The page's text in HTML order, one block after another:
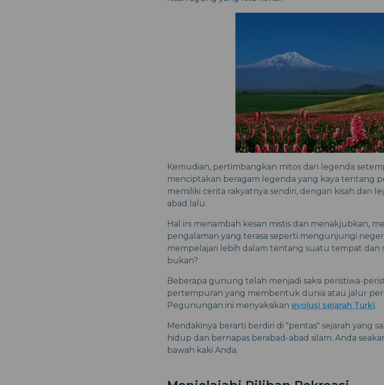
Kemudian, pertimbangkan mitos dan legenda
menciptakan beragam legenda yang kaya tentang
memiliki cerita rakyatnya sendiri, dengan kisah dan
abad lalu.
Hal ini menambah kesan mistis dan menakjubkan,
pengalaman yang terasa seperti mengunjungi
mempelajari lebih dalam tentang suatu tempat dan
bukan?
Beberapa gunung telah menjadi saksi peristiwa-
pertempuran yang membentuk dunia atau jalur
Pegunungan ini menyaksikan evolusi sejarah Turki.
Mendakinya berarti berdiri di "pentas" sejarah yang
hidup dan bernapas berabad-abad silam. Anda
bawah kaki Anda.